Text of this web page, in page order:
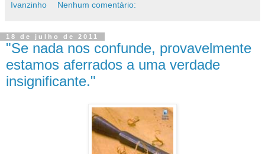
Ivanzinho Nenhum comentário:
18 de julho de 2011
"Se nada nos confunde, provavelmente
estamos aferrados a uma verdade
insignificante."